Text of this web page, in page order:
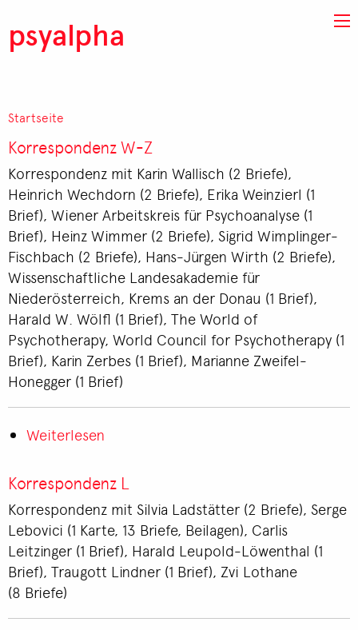
psyalpha
Pfadnavigation
Startseite
Korrespondenz W-Z
Korrespondenz mit Karin Wallisch (2 Briefe),
Heinrich Wechdorn (2 Briefe), Erika Weinzierl (1
Brief), Wiener Arbeitskreis für Psychoanalyse (1
Brief), Heinz Wimmer (2 Briefe), Sigrid Wimplinger-
Fischbach (2 Briefe), Hans-Jürgen Wirth (2 Briefe),
Wissenschaftliche Landesakademie für
Niederösterreich, Krems an der Donau (1 Brief),
Harald W. Wölfl (1 Brief), The World of
Psychotherapy, World Council for Psychotherapy (1
Brief), Karin Zerbes (1 Brief), Marianne Zweifel-
Honegger (1 Brief)
Weiterlesen
W-
Korrespondenz L
Korrespondenz mit Silvia Ladstätter (2 Briefe), Serge
Lebovici (1 Karte, 13 Briefe, Beilagen), Carlis
Leitzinger (1 Brief), Harald Leupold-Löwenthal (1
Brief), Traugott Lindner (1 Brief), Zvi Lothane
(8 Briefe)